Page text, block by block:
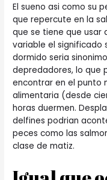
El sueno asi­ como su
que repercute en la
que se tiene que usar
variable el significado
dormido seri­a
depredadores, lo que
encontrar en el punto
alimentaria (desde
horas duermen.
delfines podrian
peces como las
clase de matiz.